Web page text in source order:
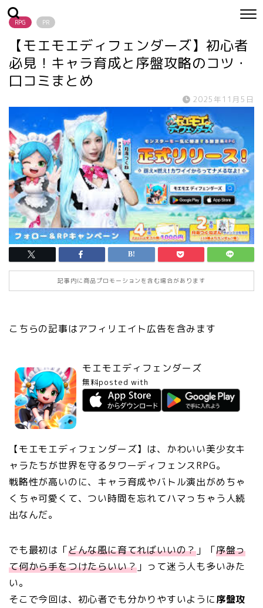
RPG PR
【モエモエディフェンダーズ】初心者
必見！キャラ育成と序盤攻略のコツ・
口コミまとめ
2025年11月5日
記事内に商品プロモーションを含む場合があります
こちらの記事はアフィリエイト広告を含みます
モエモエディフェンダーズ
無料posted with
【モエモエディフェンダーズ】は、かわいい美少女キ
ャラたちが世界を守るタワーディフェンスRPG。
戦略性が高いのに、キャラ育成やバトル演出がめちゃ
くちゃ可愛くて、つい時間を忘れてハマっちゃう人続
出なんだ。
でも最初は「どんな風に育てればいいの？ 」「序盤っ
て何から手をつけたらいい？ 」って迷う人も多いみた
い。
そこで今回は、初心者でも分かりやすいように序盤攻